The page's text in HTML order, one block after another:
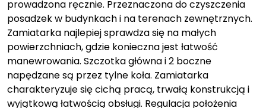
prowadzona ręcznie. Przeznaczona do czyszczenia
posadzek w budynkach i na terenach zewnętrznych.
Zamiatarka najlepiej sprawdza się na małych
powierzchniach, gdzie konieczna jest łatwość
manewrowania. Szczotka główna i 2 boczne
napędzane są przez tylne koła. Zamiatarka
charakteryzuje się cichą pracą, trwałą konstrukcją i
wyjątkową łatwością obsługi. Regulacja położenia